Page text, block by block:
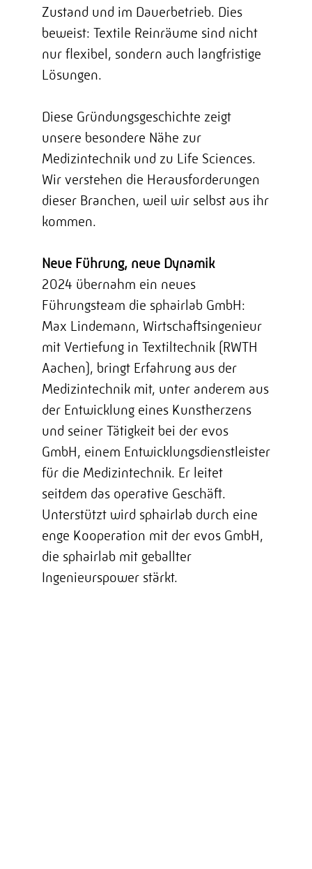
Zustand und im Dauerbetrieb. Dies
beweist: Textile Reinräume sind nicht
nur flexibel, sondern auch langfristige
Lösungen.
Diese Gründungsgeschichte zeigt
unsere besondere Nähe zur
Medizintechnik und zu Life Sciences.
Wir verstehen die Herausforderungen
dieser Branchen, weil wir selbst aus ihr
kommen.
Neue Führung, neue Dynamik
2024 übernahm ein neues
Führungsteam die sphairlab GmbH:
Max Lindemann, Wirtschaftsingenieur
mit Vertiefung in Textiltechnik (RWTH
Aachen), bringt Erfahrung aus der
Medizintechnik mit, unter anderem aus
der Entwicklung eines Kunstherzens
und seiner Tätigkeit bei der evos
GmbH, einem Entwicklungsdienstleister
für die Medizintechnik. Er leitet
seitdem das operative Geschäft.
Unterstützt wird sphairlab durch eine
enge Kooperation mit der evos GmbH,
die sphairlab mit geballter
Ingenieurspower stärkt.